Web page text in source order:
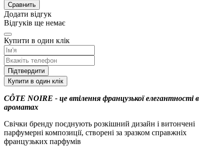
Сравнить
Додати відгук
Відгуків ще немає
Купити в один клік
Підтвердити
Купити в один клік
CÔTE NOIRE - це втілення французької елегантності в
ароматах
Свічки бренду поєднують розкішний дизайн і витончені
парфумерні композиції, створені за зразком справжніх
французьких парфумів